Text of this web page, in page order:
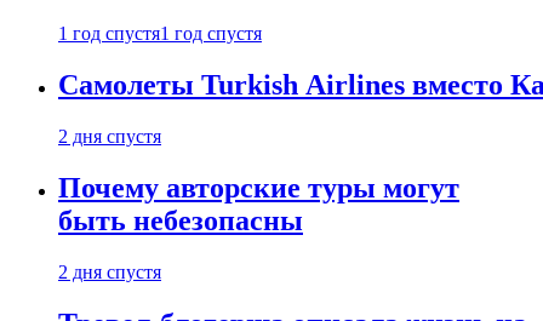
1 год спустя1 год спустя
Самолеты Turkish Airlines вместо
2 дня спустя
Почему авторские туры могут
быть небезопасны
2 дня спустя